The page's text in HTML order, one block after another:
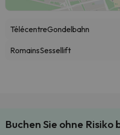
TélécentreGondelbahn
RomainsSessellift
Buchen Sie ohne Risiko